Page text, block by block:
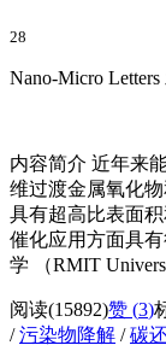
28
Nano-Micro
内容简介 近年来
维过渡金属氧化
具有超高比表面
催化应用方面具
学 （RMIT
阅读(15892)赞 (3)
/污染物降解 /碳